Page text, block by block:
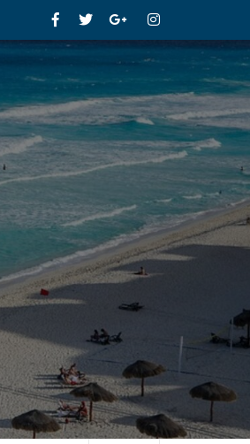
FacebookTwitterGoogle+Instagram